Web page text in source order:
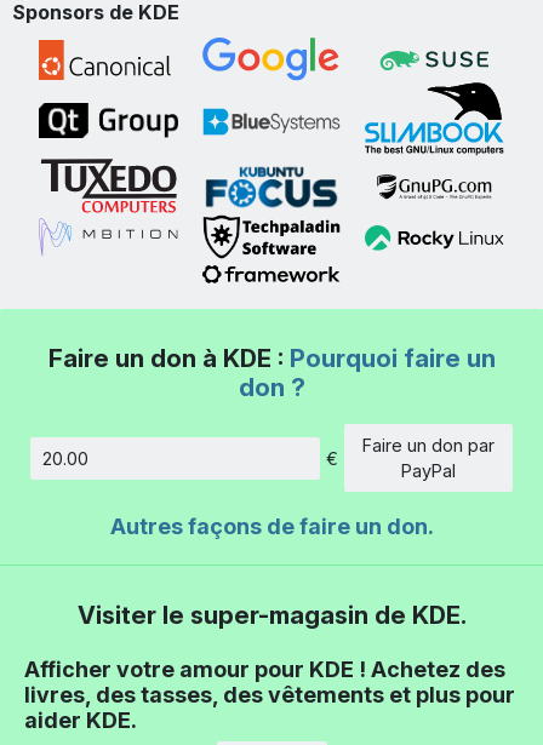
Sponsors de KDE
Faire un don à KDE : Pourquoi faire un
don ?
Montant
€
Faire un don par
PayPal
Autres façons de faire un don.
Visiter le super-magasin de KDE.
Afficher votre amour pour KDE ! Achetez des
livres, des tasses, des vêtements et plus pour
aider KDE.